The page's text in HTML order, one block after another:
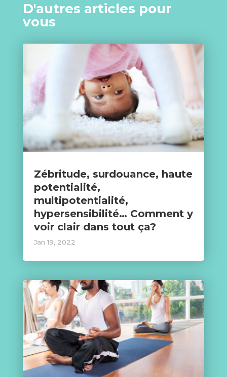
D'autres articles pour
vous
Zébritude, surdouance, haute
potentialité,
multipotentialité,
hypersensibilité… Comment y
voir clair dans tout ça?
Jan 19, 2022